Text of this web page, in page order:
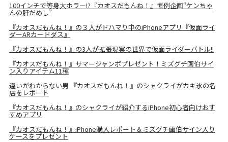
100インチで等身大ホラー!?『カオスだもんね！』恒例企画“ケンちゃ
んの肝だめし”
『カオスだもんね！』の３人がドハマり中のiPhoneアプリ『仮面ライ
ダーARカードダス』
『カオスだもんね！』の3人が拡張現実の世界で仮面ライダーバトル!!
『カオスだもんね！』サマージャンボプレゼント！ミズグチ画伯サイ
ン入りアイテム11種
違いがわからない男 『カオスだもんね！』のシャクライがカキ氷の名
店をレポート
『カオスだもんね！』のシャクライが紹介するiPhone初心者向けおす
すめアプリ
『カオスだもんね！』iPhone購入レポート＆ミズグチ画伯サイン入り
ケースをプレゼント